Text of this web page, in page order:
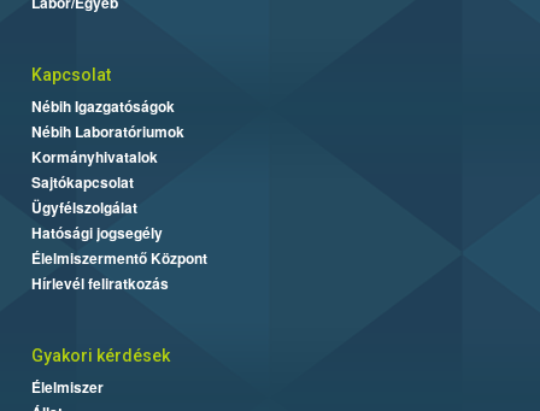
Kapcsolat
Nébih Igazgatóságok
Nébih Laboratóriumok
Kormányhivatalok
Sajtókapcsolat
Ügyfélszolgálat
Hatósági jogsegély
Élelmiszermentő Központ
Hírlevél feliratkozás
Gyakori kérdések
Élelmiszer